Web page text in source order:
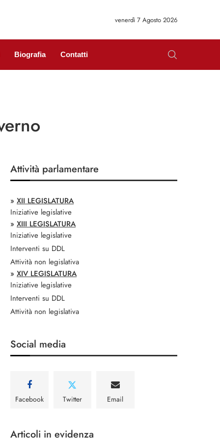
venerdì 7 Agosto 2026
Biografia Contatti
Attività parlamentare
» XII LEGISLATURA
Iniziative legislative
» XIII LEGISLATURA
Iniziative legislative
Interventi su DDL
Attività non legislativa
» XIV LEGISLATURA
Iniziative legislative
Interventi su DDL
Attività non legislativa
Social media
Facebook Twitter Email
Articoli in evidenza